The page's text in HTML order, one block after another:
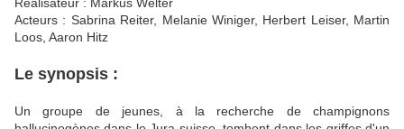
Acteurs : Sabrina Reiter, Melanie Winiger, Herbert Leiser, Martin
Loos, Aaron Hitz
Le synopsis :
Un groupe de jeunes, à la recherche de champignons